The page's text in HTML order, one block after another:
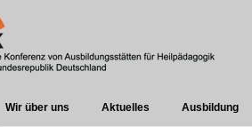
Wir über uns Aktuelles Ausbildung